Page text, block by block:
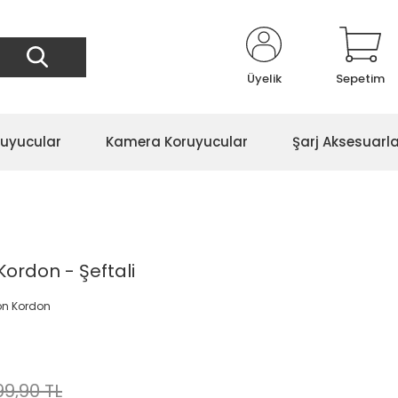
Üyelik Sepetim
Kamera Koruyucular Şarj
- Şeftali
Kordon
TL